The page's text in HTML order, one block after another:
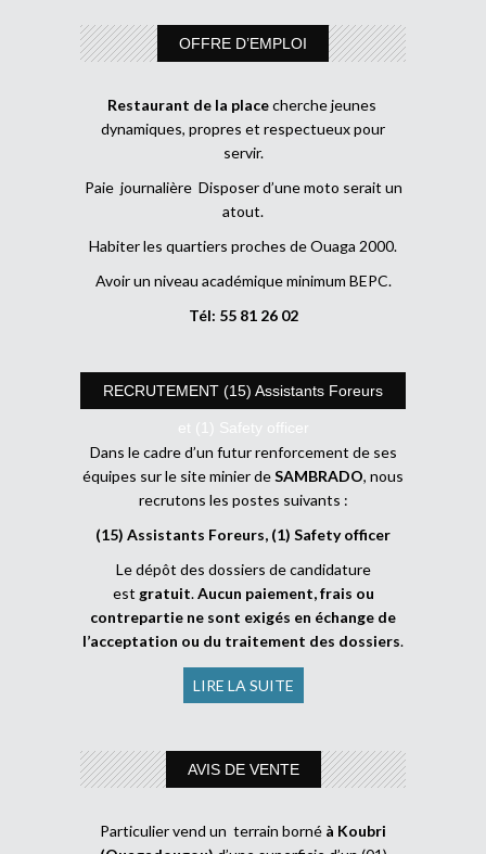
OFFRE D’EMPLOI
Restaurant de la placecherche jeunes
dynamiques, propres et respectueux pour
servir.
Paie journalière Disposer d’une moto serait un
atout.
Habiter les quartiers proches de Ouaga 2000.
Avoir un niveau académique minimum BEPC.
Tél: 55 81 26 02
RECRUTEMENT (15) Assistants Foreurs
et (1) Safety officer
Dans le cadre d’un futur renforcement de ses
équipes sur le site minier deSAMBRADO, nous
recrutons les postes suivants :
(15) Assistants Foreurs, (1) Safety officer
Le dépôt des dossiers de candidature
est gratuit.Aucun paiement, frais ou
contrepartie ne sont exigés en échange de
l’acceptation ou du traitement des dossiers.
LIRE LA SUITE
AVIS DE VENTE
Particulier vend un terrain borné à Koubri